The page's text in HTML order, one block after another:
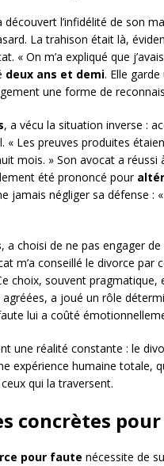
découvert l’infidélité de son
La trahison était là,
« On m’a expliqué que
deux ans et demi. Elle
une forme de
, a vécu la situation inverse :
« Les preuves produites
mois. » Son avocat a
été prononcé pour
jamais négliger sa défense
, a choisi de ne pas engager
m’a conseillé le divorce
choix, souvent pragmatique,
a joué un rôle
lui a coûté
une réalité constante : le
expérience humaine
qui la traversent.
concrètes
pour faute nécessite de